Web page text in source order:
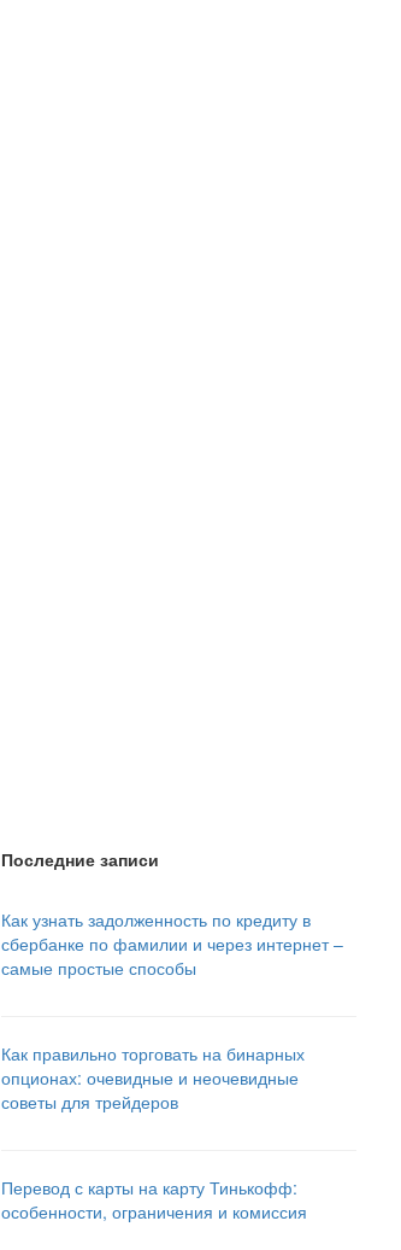
Последние записи
Как узнать задолженность по кредиту в
сбербанке по фамилии и через интернет –
самые простые способы
Как правильно торговать на бинарных
опционах: очевидные и неочевидные
советы для трейдеров
Перевод с карты на карту Тинькофф:
особенности, ограничения и комиссия